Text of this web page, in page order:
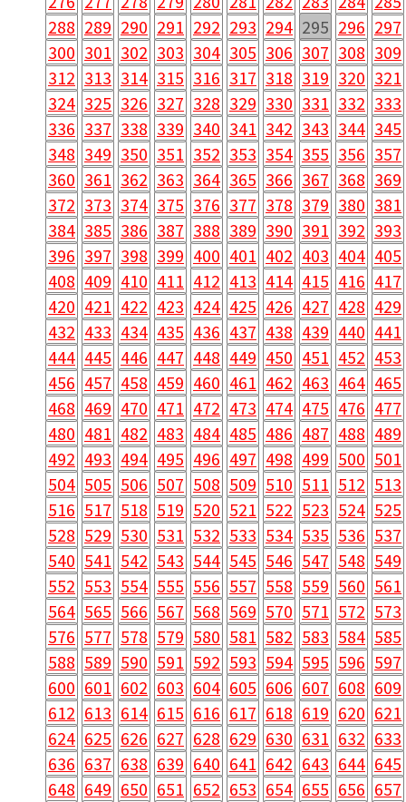
288 289 290 291 292 293 294 295 296 297
300 301 302 303 304 305 306 307 308 309
312 313 314 315 316 317 318 319 320 321
324 325 326 327 328 329 330 331 332 333
336 337 338 339 340 341 342 343 344 345
348 349 350 351 352 353 354 355 356 357
360 361 362 363 364 365 366 367 368 369
372 373 374 375 376 377 378 379 380 381
384 385 386 387 388 389 390 391 392 393
396 397 398 399 400 401 402 403 404 405
408 409 410 411 412 413 414 415 416 417
420 421 422 423 424 425 426 427 428 429
432 433 434 435 436 437 438 439 440 441
444 445 446 447 448 449 450 451 452 453
456 457 458 459 460 461 462 463 464 465
468 469 470 471 472 473 474 475 476 477
480 481 482 483 484 485 486 487 488 489
492 493 494 495 496 497 498 499 500 501
504 505 506 507 508 509 510 511 512 513
516 517 518 519 520 521 522 523 524 525
528 529 530 531 532 533 534 535 536 537
540 541 542 543 544 545 546 547 548 549
552 553 554 555 556 557 558 559 560 561
564 565 566 567 568 569 570 571 572 573
576 577 578 579 580 581 582 583 584 585
588 589 590 591 592 593 594 595 596 597
600 601 602 603 604 605 606 607 608 609
612 613 614 615 616 617 618 619 620 621
624 625 626 627 628 629 630 631 632 633
636 637 638 639 640 641 642 643 644 645
648 649 650 651 652 653 654 655 656 657